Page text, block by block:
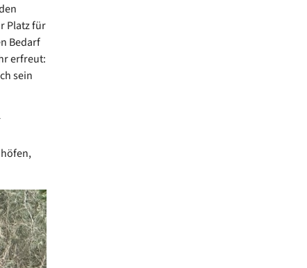
Platz für
Bedarf
erfreut:
sein